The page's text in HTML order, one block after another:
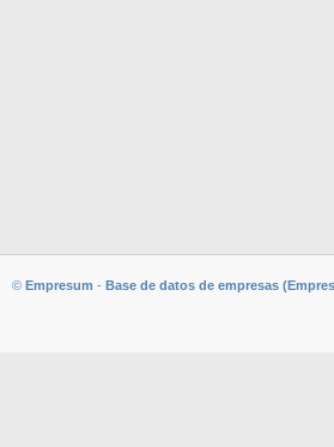
© Empresum - Base de datos de empresas